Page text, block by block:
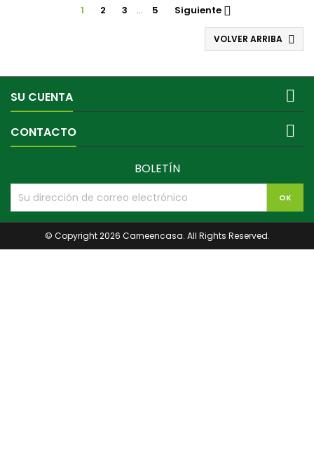
1 2 3 … 5 Siguiente 
VOLVER ARRIBA 
SU CUENTA 
CONTACTO 
BOLETÍN
© Copyright 2026 Carneencasa. All Rights Reserved.